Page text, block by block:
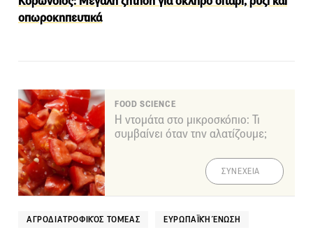
οπωροκηπευτικά
FOOD SCIENCE
Η ντομάτα στο μικροσκόπιο: Τι
συμβαίνει όταν την αλατίζουμε;
ΣΥΝΕΧΕΙΑ
ΑΓΡΟΔΙΑΤΡΟΦΙΚΌΣ ΤΟΜΈΑΣ ΕΥΡΩΠΑΪΚΉ ΈΝΩΣΗ